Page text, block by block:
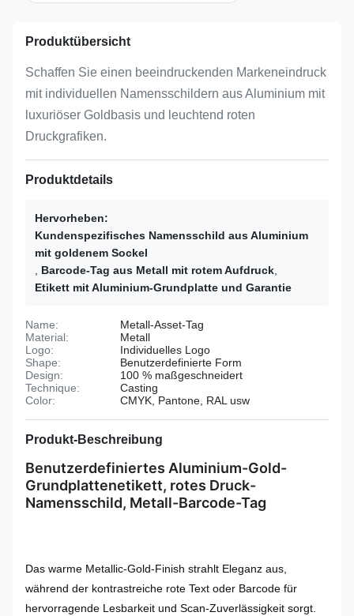
Produktübersicht
Schaffen Sie einen beeindruckenden Markeneindruck
mit individuellen Namensschildern aus Aluminium mit
luxuriöser Goldbasis und leuchtend roten
Druckgrafiken.
Produktdetails
Hervorheben:
Kundenspezifisches Namensschild aus Aluminium
mit goldenem Sockel
Barcode-Tag aus Metall mit rotem Aufdruck
Etikett mit Aluminium-Grundplatte und Garantie
Name:
Metall-Asset-Tag
Material:
Metall
Logo:
Individuelles Logo
Shape:
Benutzerdefinierte Form
Design:
100 % maßgeschneidert
Technique:
Casting
Color:
CMYK, Pantone, RAL usw
Produkt-Beschreibung
Benutzerdefiniertes Aluminium-Gold-
Grundplattenetikett, rotes Druck-
Namensschild, Metall-Barcode-Tag
Das warme Metallic-Gold-Finish strahlt Eleganz aus,
während der kontrastreiche rote Text oder Barcode für
hervorragende Lesbarkeit und Scan-Zuverlässigkeit sorgt.